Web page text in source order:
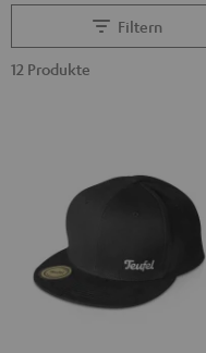
Filtern
12 Produkte